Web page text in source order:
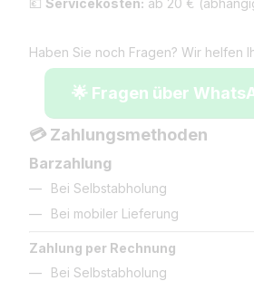
💶 Servicekosten: ab 20 €
Haben Sie noch Fragen? Wir helfen
🌟 Fragen über
💳 Zahlungsmethoden
Barzahlung
Bei Selbstabholung
Bei mobiler Lieferung
Zahlung per Rechnung
Bei Selbstabholung